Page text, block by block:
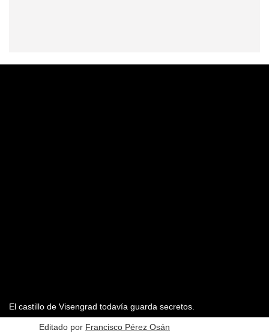
El castillo de Visengrad todavía guarda secretos.
Editado por Francisco Pérez Osán